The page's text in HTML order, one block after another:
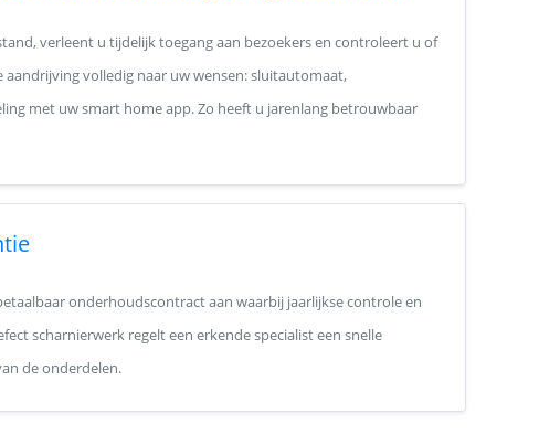
verleent u tijdelijk toegang aan bezoekers en controleert u of
volledig naar uw wensen: sluitautomaat,
met uw smart home app. Zo heeft u jarenlang betrouwbaar
onderhoudscontract aan waarbij jaarlijkse controle en
scharnierwerk regelt een erkende specialist een snelle
de onderdelen.